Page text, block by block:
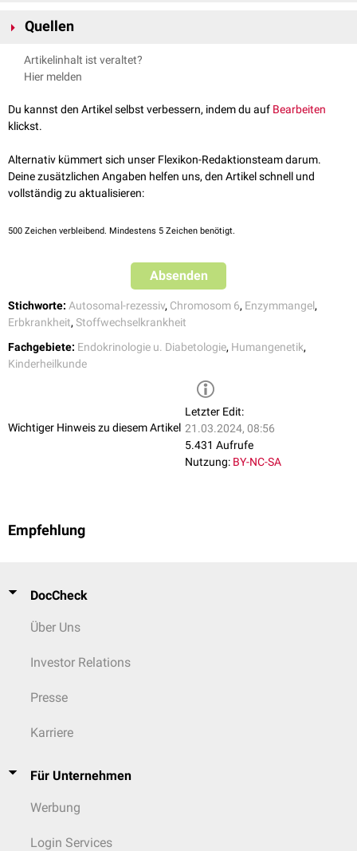
muskuläreHypotonie
Vigabatrin
Lamotrigin
Stammzellforschungeine Heilung ermöglichen.
Quellen
orpha.net - Succinat-Semialdehyd-Dehydrogenase-Mangel
abgerufen am 19.11.2021
Artikelinhalt ist veraltet?
Hier melden
Du kannst den Artikel selbst verbessern, indem du auf Bearbeiten
klickst.
Alternativ kümmert sich unser Flexikon-Redaktionsteam darum.
Deine zusätzlichen Angaben helfen uns, den Artikel schnell und
vollständig zu aktualisieren:
500 Zeichen verbleibend. Mindestens 5 Zeichen benötigt.
Absenden
Stichworte: Autosomal-rezessiv, Chromosom 6, Enzymmangel,
Erbkrankheit, Stoffwechselkrankheit
Fachgebiete: Endokrinologie u. Diabetologie, Humangenetik,
Kinderheilkunde
Wichtiger Hinweis zu diesem Artikel
Letzter Edit:
21.03.2024, 08:56
5.431 Aufrufe
Nutzung: BY-NC-SA
Empfehlung
DocCheck
Über Uns
Investor Relations
Presse
Karriere
Für Unternehmen
Werbung
Login Services